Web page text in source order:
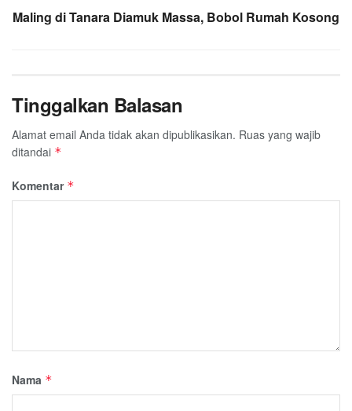
Maling di Tanara Diamuk Massa, Bobol Rumah Kosong
Tinggalkan Balasan
Alamat email Anda tidak akan dipublikasikan. Ruas yang wajib
ditandai *
Komentar *
Nama *